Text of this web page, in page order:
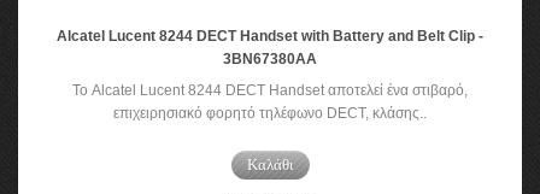
Alcatel Lucent 8244 DECT Handset with Battery and Belt Clip -
3BN67380AA
Το Alcatel Lucent 8244 DECT Handset αποτελεί ένα στιβαρό,
επιχειρησιακό φορητό τηλέφωνο DECT, κλάσης..
Καλάθι